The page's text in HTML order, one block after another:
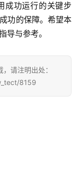
成功运行的关键步
功的保障。希望本
导与参考。
请注明出处：
8159